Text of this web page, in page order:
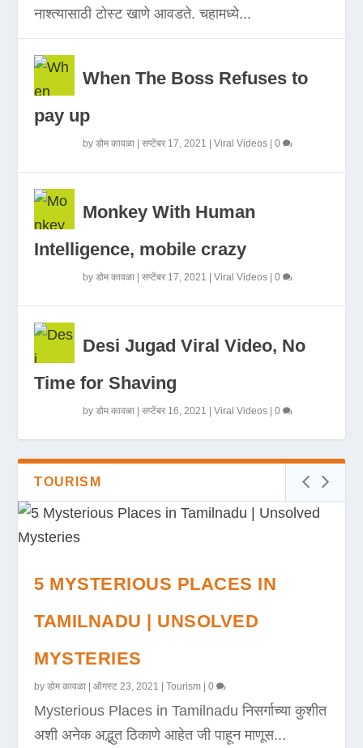
नाश्त्यासाठी टोस्ट खाणे आवडते. चहामध्ये...
When The Boss Refuses to
pay up
byडोम कावळा |सप्टेंबर 17, 2021 |Viral Videos |0
Monkey With Human
Intelligence, mobile crazy
byडोम कावळा |सप्टेंबर 17, 2021 |Viral Videos |0
Desi Jugad Viral Video, No
Time for Shaving
byडोम कावळा |सप्टेंबर 16, 2021 |Viral Videos |0
TOURISM
5 MYSTERIOUS PLACES IN
TAMILNADU | UNSOLVED
MYSTERIES
byडोम कावळा |ऑगस्ट 23, 2021 |Tourism |0
Mysterious Places in Tamilnadu निसर्गाच्या कुशीत
अशी अनेक अद्भुत ठिकाणे आहेत जी पाहून माणूस...